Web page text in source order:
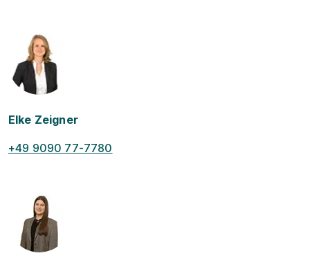
Elke Zeigner
+49 9090 77-7780